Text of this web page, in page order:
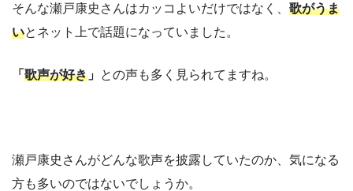
そんな瀬戸康史さんはカッコよいだけではなく、 歌がうま
いとネット上で話題になっていました。
「 歌声が好き 」 との声も多く見られてますね。
瀬戸康史さんがどんな歌声を披露していたのか、気になる
方も多いのではないでしょうか。